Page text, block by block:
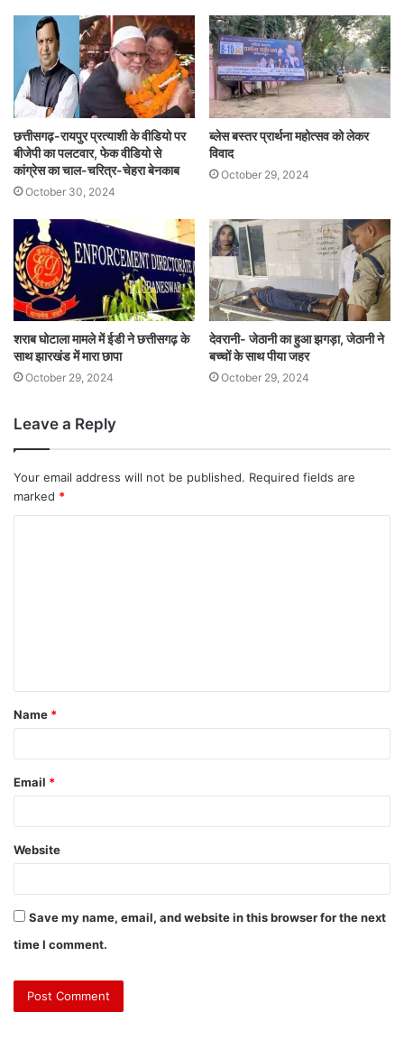
छत्तीसगढ़-रायपुर प्रत्याशी के वीडियो पर
बीजेपी का पलटवार, फेक वीडियो से
कांग्रेस का चाल-चरित्र-चेहरा बेनकाब
October 30, 2024
ब्लेस बस्तर प्रार्थना महोत्सव को लेकर
विवाद
October 29, 2024
शराब घोटाला मामले में ईडी ने छत्तीसगढ़ के
साथ झारखंड में मारा छापा
October 29, 2024
देवरानी- जेठानी का हुआ झगड़ा, जेठानी ने
बच्चों के साथ पीया जहर
October 29, 2024
Leave a Reply
Your email address will not be published. Required fields are
marked *
Name *
Email *
Website
Save my name, email, and website in this browser for the next
time I comment.